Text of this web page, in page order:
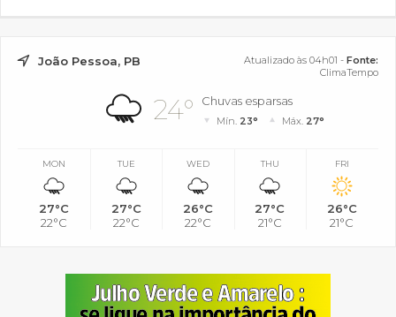
João Pessoa, PB Atualizado às 04h01 - Fonte:
ClimaTempo
24° Chuvas esparsas
Mín. 23° Máx. 27°
MON
27°C
22°C
TUE
27°C
22°C
WED
26°C
22°C
THU
27°C
21°C
FRI
26°C
21°C